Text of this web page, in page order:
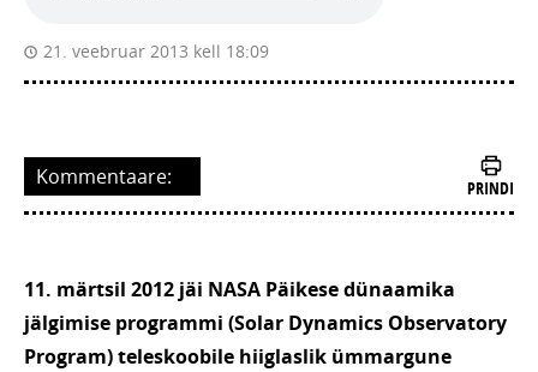
21. veebruar 2013 kell 18:09
Kommentaare: PRINDI
11. märtsil 2012 jäi NASA Päikese dünaamika
jälgimise programmi (Solar Dynamics Observatory
Program) teleskoobile hiiglaslik ümmargune